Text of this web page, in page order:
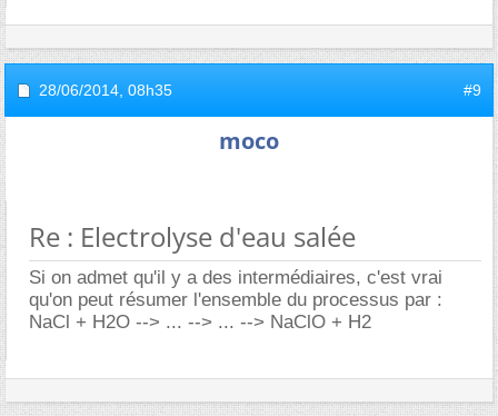
28/06/2014, 08h35 #9
moco
Re : Electrolyse d'eau salée
Si on admet qu'il y a des intermédiaires, c'est vrai
qu'on peut résumer l'ensemble du processus par :
NaCl + H2O --> ... --> ... --> NaClO + H2